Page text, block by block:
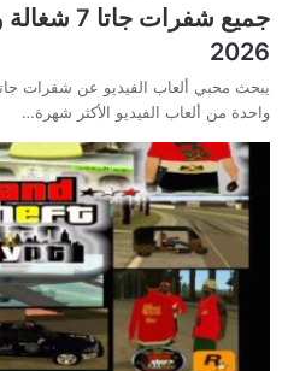
جميع
2026
واحدة من ألعاب الفيديو الأكثر شهرة…